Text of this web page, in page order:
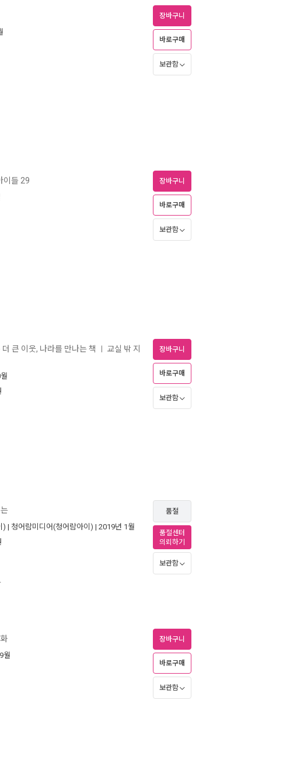
장바구니
바로구매
보관함
이들 29 장바구니
바로구매
보관함
더 큰 이웃, 나라를 만나는 책 교실 밖 지 장바구니
바로구매
보관함
) | 청어람미디어(청어람아이) | 2019년 1월
품절
품절센터
의뢰하기
보관함
월
장바구니
바로구매
보관함